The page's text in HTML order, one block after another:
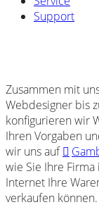
Support
Zusammen mit
Webdesigner bis
konfigurieren wir
Ihren Vorgaben
wir uns auf
wie Sie Ihre
Internet Ihre
verkaufen können.